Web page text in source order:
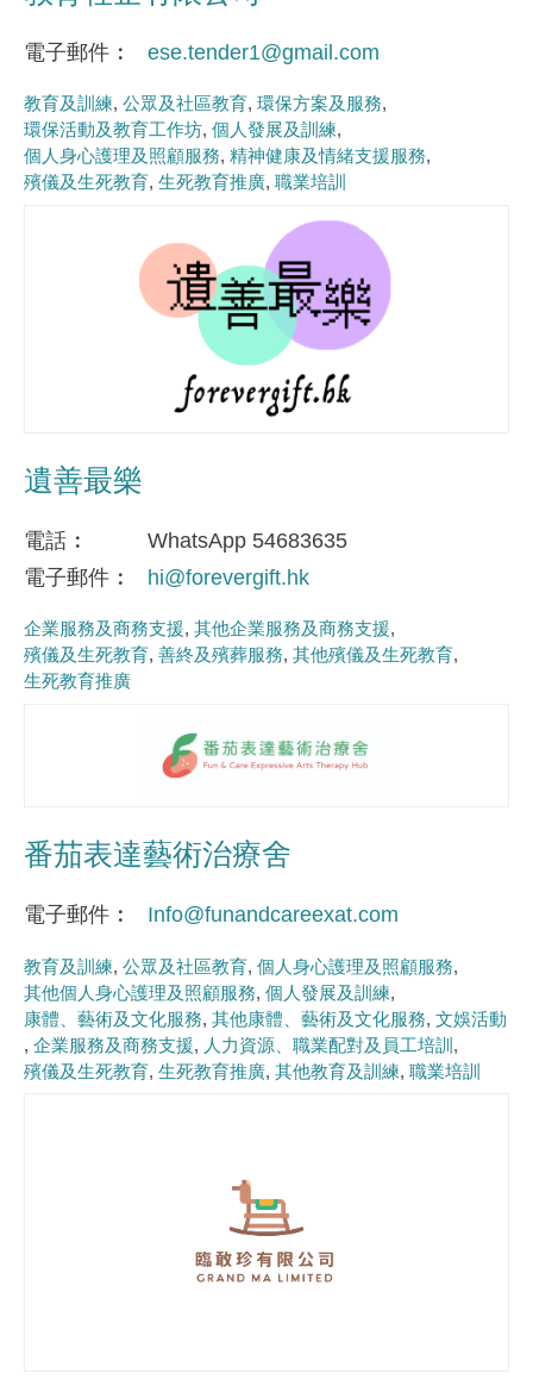
電子郵件 ese.tender1@gmail.com
教育及訓練 公眾及社區教育 環保方案及服務
環保活動及教育工作坊 個人發展及訓練
個人身心護理及照顧服務 精神健康及情緒支援服務
殯儀及生死教育 生死教育推廣 職業培訓
遺善最樂
電話
WhatsApp 54683635
電子郵件
hi@forevergift.hk
企業服務及商務支援 其他企業服務及商務支援
殯儀及生死教育 善終及殯葬服務 其他殯儀及生死教育
生死教育推廣
番茄表達藝術治療舍
電子郵件 Info@funandcareexat.com
教育及訓練 公眾及社區教育 個人身心護理及照顧服務
其他個人身心護理及照顧服務 個人發展及訓練
康體、藝術及文化服務 其他康體、藝術及文化服務 文娛活動
企業服務及商務支援
人力資源、職業配對及員工培訓
殯儀及生死教育 生死教育推廣 其他教育及訓練 職業培訓